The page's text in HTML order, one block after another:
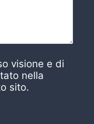
visione e di
nella
sito.